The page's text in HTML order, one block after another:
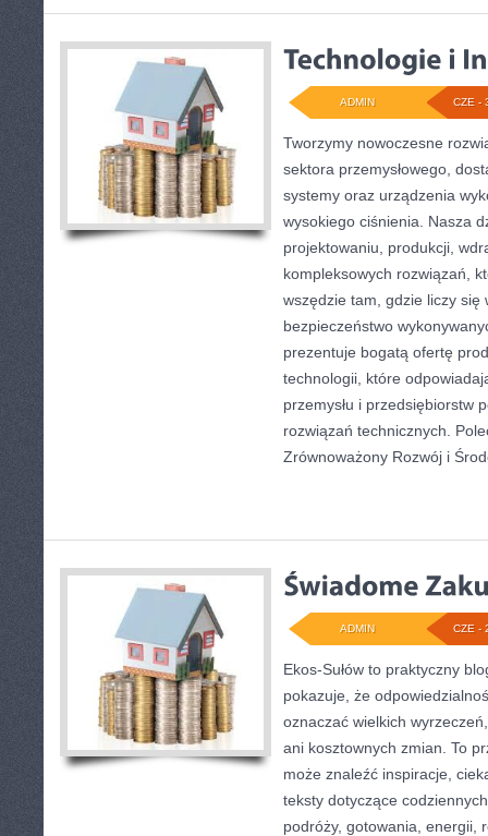
CZE -
ADMIN
Tworzymy nowoczesne
sektora przemysłowego,
systemy oraz urządzenia
wysokiego ciśnienia. Nasza
projektowaniu, produkcji,
kompleksowych rozwiązań,
wszędzie tam, gdzie liczy
bezpieczeństwo
prezentuje bogatą ofertę
technologii, które
przemysłu i przedsiębiorstw
rozwiązań technicznych.
Zrównoważony Rozwój i
CZE -
ADMIN
Ekos-Sułów to praktyczny
pokazuje, że
oznaczać wielkich
ani kosztownych zmian. To
może znaleźć inspiracje,
teksty dotyczące
podróży, gotowania, energii,